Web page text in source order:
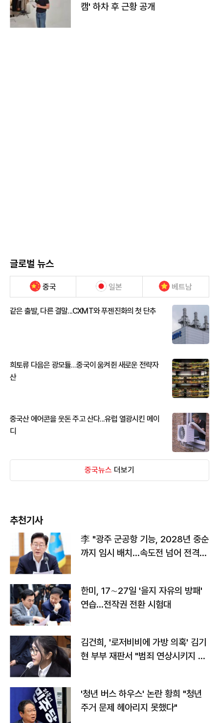
캠' 하차 후 근황 공개
글로벌 뉴스
중국 일본 베트남
같은 출발, 다른 결말...CXMT와 푸젠진화의 첫 단추
희토류 다음은 광모듈…중국이 움켜쥔 새로운 전략자
산
중국산 에어콘을 웃돈 주고 산다...유럽 열광시킨 메이
디
중국뉴스 더보기
추천기사
李 "광주 군공항 기능, 2028년 중순
까지 임시 배치…속도전 넘어 전격
한미, 17∼27일 '을지 자유의 방패'
연습…전작권 전환 시험대
김건희, '로저비비에 가방 의혹' 김기
현 부부 재판서 "범죄 연상시키지 말
'청년 버스 하우스' 논란 황희 "청년
주거 문제 헤아리지 못했다"